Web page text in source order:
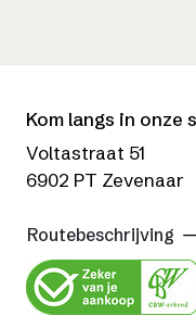
Kom langs in onze
Voltastraat 51
6902 PT Zevenaar
Routebeschrijving